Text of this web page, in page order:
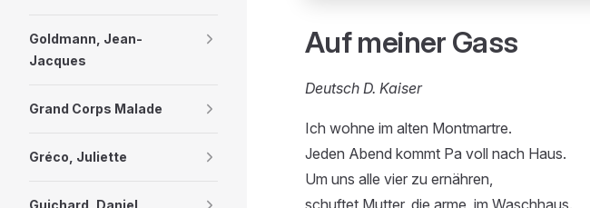
Goldmann, Jean-
Jacques
Grand Corps Malade
Gréco, Juliette
Guichard, Daniel
Auf meiner Gass
Deutsch D. Kaiser
Ich wohne im alten Montmartre.
Jeden Abend kommt Pa voll nach Haus.
Um uns alle vier zu ernähren,
schuftet Mutter, die arme, im Waschhaus.